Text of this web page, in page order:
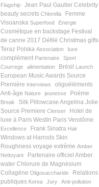
Flagship
Jean Paul Gautier Celebrity
beauty secrets Chlorella
Femme
Visoanska Superfood Energie
Cosmétique en backstage Festival
de canne 2017 Défilé Christmas gifts
Teraz Polska Association luxe
complément Partenaire
Sport
Courrege
alimentation Brésil Launch
European Music Awards Source
Première Interviews
oligoéléments
Anti-âge Nature jeunesse Poème
Break Silk Pillowcase Angelina Jolie
Source Premiere Clenser
Hotel de
luxe à Paris Westin Paris Vendôme
Excellence Frank Sinatra Hair
Windows at Harrods Skin
Roughness voyage extrême Amber
Nettoyant
Partenaire officiel Amber
water Chlorure de Magnésium
Collagène Oligosaccharide
Relations
publiques Korea Jury Anti-pollution